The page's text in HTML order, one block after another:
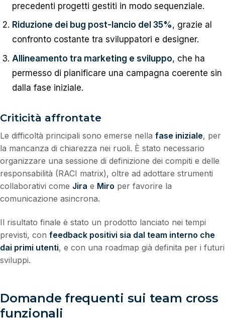
precedenti progetti gestiti in modo sequenziale.
Riduzione dei bug post-lancio del 35%, grazie al
confronto costante tra sviluppatori e designer.
Allineamento tra marketing e sviluppo, che ha
permesso di pianificare una campagna coerente sin
dalla fase iniziale.
Criticità affrontate
Le difficoltà principali sono emerse nella fase iniziale, per
la mancanza di chiarezza nei ruoli. È stato necessario
organizzare una sessione di definizione dei compiti e delle
responsabilità (RACI matrix), oltre ad adottare strumenti
collaborativi come Jira e Miro per favorire la
comunicazione asincrona.
Il risultato finale è stato un prodotto lanciato nei tempi
previsti, con feedback positivi sia dal team interno che
dai primi utenti, e con una roadmap già definita per i futuri
sviluppi.
Domande frequenti sui team cross
funzionali